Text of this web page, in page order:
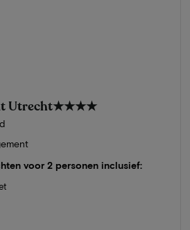
Utrecht★★★★
voor 2 personen inclusief: